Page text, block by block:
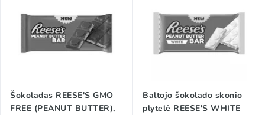
Šokoladas REESE'S GMO
FREE (PEANUT BUTTER),
Baltojo šokolado skonio
plytelė REESE'S WHITE